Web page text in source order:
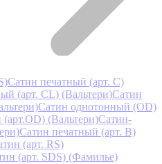
Сатин печатный (арт. С)
(арт. СL) (Вальтери)Сатин
Сатин однотонный (OD)
(Вальтери)Сатин-
Сатин печатный (арт. В)
(арт. RS)
(арт. SDS) (Фамилье)